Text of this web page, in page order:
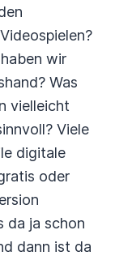
wir
Was
vielleicht
Viele
digitale
oder
da ja schon
dann ist da